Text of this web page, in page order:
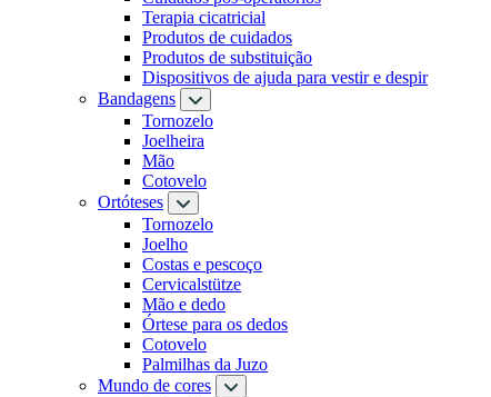
Terapia cicatricial
Produtos de cuidados
Produtos de substituição
Dispositivos de ajuda para vestir e despir
Bandagens
Tornozelo
Joelheira
Mão
Cotovelo
Ortóteses
Tornozelo
Joelho
Costas e pescoço
Cervicalstütze
Mão e dedo
Órtese para os dedos
Cotovelo
Palmilhas da Juzo
Mundo de cores